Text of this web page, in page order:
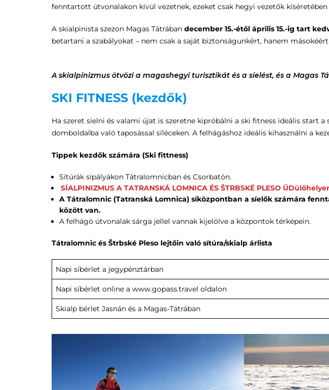
fenntartott útvonalakon kívül vezetnek, ezeket csak hegyi vezetők
A skialpinista szezon Magas Tátrában december 15.-étől április 15.-ig tart
betartani a szabályokat – nem csak a saját biztonságunkért, hanem
A skialpinizmus ötvözi a magashegyi turisztikát és a síelést, és a Magas
SKI FITNESS (kezdők)
Ha szeret síelni és valami újat is szeretne kipróbálni a ski fitness ideális start
domboldalba való taposással síléceken. A felhágáshoz ideális kihasználni a
Tippek kezdők számára (Ski fittness)
Sítúrák sípályákon Tátralomnicban és Csorbatón.
SÍALPINIZMUS A TATRANSKÁ LOMNICA ÉS ŠTRBSKÉ PLESO
A Tátralomnic (Tatranská Lomnica) síközpontban a síelők számára
között van.
A felhágó útvonalak sárga jellel vannak kijelölve a központok térképein.
Tátralomnic és Štrbské Pleso lejtőin való sítúra/skialp árlista
Napi síbérlet a jegypénztárban
Napi síbérlet online a www.gopass.travel oldalon
Skialp bérlet Jasnán és a Magas-Tátrában